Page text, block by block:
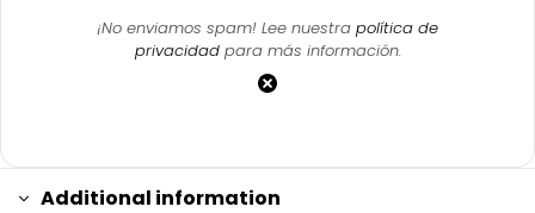
¡No enviamos spam! Lee nuestra política de
privacidadpara más información.
Additional information